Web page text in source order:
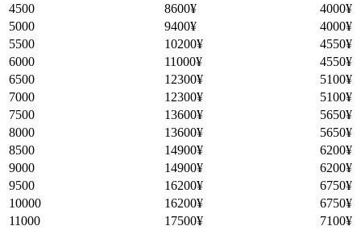
4500
8600¥
4000¥
5000
9400¥
4000¥
5500
10200¥
4550¥
6000
11000¥
4550¥
6500
12300¥
5100¥
7000
12300¥
5100¥
7500
13600¥
5650¥
8000
13600¥
5650¥
8500
14900¥
6200¥
9000
14900¥
6200¥
9500
16200¥
6750¥
10000
16200¥
6750¥
11000
17500¥
7100¥